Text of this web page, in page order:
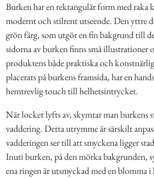
Burken har en rektangulär form med raka
modernt och stilrent utseende. Den yttre
grön färg, som utgör en fin bakgrund till
sidorna av burken finns små
produktens både praktiska och
placerats på burkens framsida, har en
hemtrevlig touch till helhetsintrycket.
När locket lyfts av, skymtar man burkens
vaddering. Detta utrymme är särskilt
vadderingen ser till att smyckena ligger
Inuti burken, på den mörka bakgrunden,
ena ringen är utsmyckad med en blomma